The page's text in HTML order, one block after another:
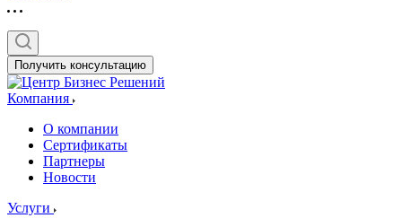
Получить консультацию
Компания
О компании
Сертификаты
Партнеры
Новости
Услуги